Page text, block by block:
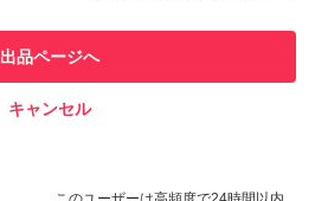
での取引実績があります
出品ページへ
キャンセル